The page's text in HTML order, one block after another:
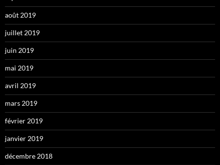
août 2019
juillet 2019
juin 2019
mai 2019
avril 2019
mars 2019
février 2019
janvier 2019
décembre 2018